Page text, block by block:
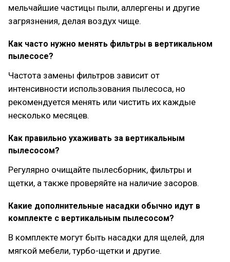
мельчайшие частицы пыли, аллергены и другие
загрязнения, делая воздух чище.
Как часто нужно менять фильтры в вертикальном
пылесосе?
Частота замены фильтров зависит от
интенсивности использования пылесоса, но
рекомендуется менять или чистить их каждые
несколько месяцев.
Как правильно ухаживать за вертикальным
пылесосом?
Регулярно очищайте пылесборник, фильтры и
щетки, а также проверяйте на наличие засоров.
Какие дополнительные насадки обычно идут в
комплекте с вертикальным пылесосом?
В комплекте могут быть насадки для щелей, для
мягкой мебели, турбо-щетки и другие.